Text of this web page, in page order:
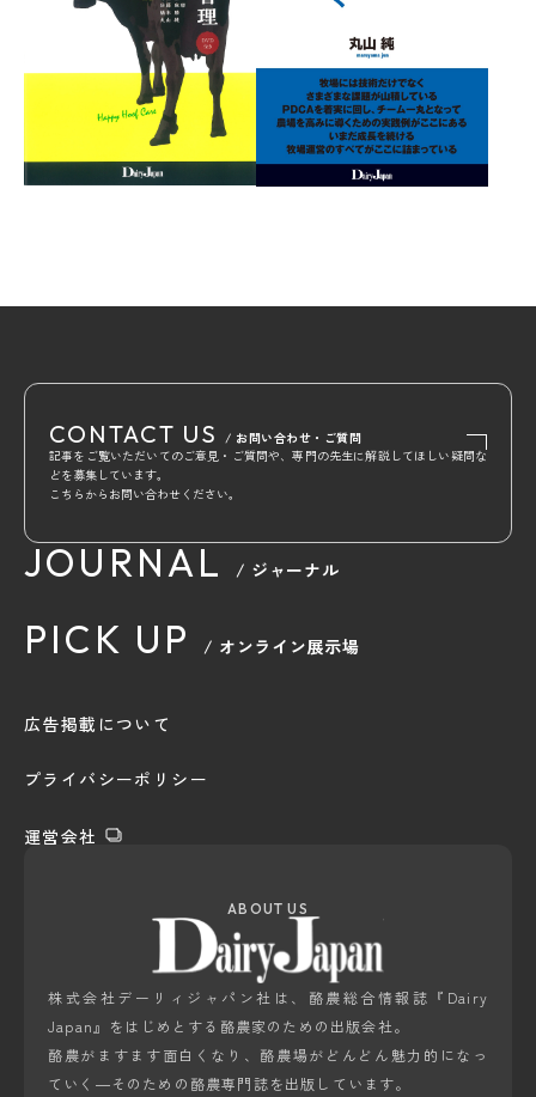
CONTACT US
/ お問い合わせ・ご質問
記事をご覧いただいてのご意見・ご質問や、専門の先生に解説してほしい疑問な
どを募集しています。
こちらからお問い合わせください。
JOURNAL / ジャーナル
PICK UP / オンライン展示場
広告掲載について
プライバシーポリシー
運営会社
ABOUT US
株式会社デーリィジャパン社は、酪農総合情報誌『Dairy
Japan』をはじめとする酪農家のための出版会社。
酪農がますます面白くなり、酪農場がどんどん魅力的になっ
ていく―そのための酪農専門誌を出版しています。